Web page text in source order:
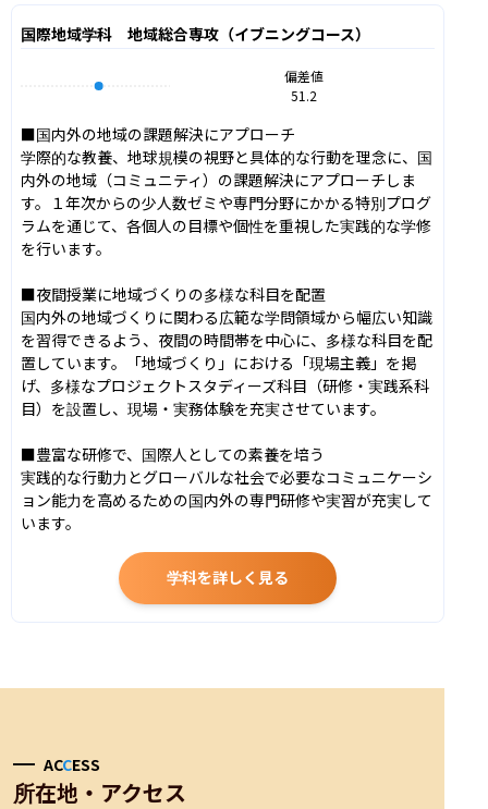
国際地域学科 地域総合専攻（イブニングコース）
偏差値
51.2
■国内外の地域の課題解決にアプローチ
学際的な教養、地球規模の視野と具体的な行動を理念に、国
内外の地域（コミュニティ）の課題解決にアプローチしま
す。１年次からの少人数ゼミや専門分野にかかる特別プログ
ラムを通じて、各個人の目標や個性を重視した実践的な学修
を行います。
■夜間授業に地域づくりの多様な科目を配置
国内外の地域づくりに関わる広範な学問領域から幅広い知識
を習得できるよう、夜間の時間帯を中心に、多様な科目を配
置しています。「地域づくり」における「現場主義」を掲
げ、多様なプロジェクトスタディーズ科目（研修・実践系科
目）を設置し、現場・実務体験を充実させています。
■豊富な研修で、国際人としての素養を培う
実践的な行動力とグローバルな社会で必要なコミュニケーシ
ョン能力を高めるための国内外の専門研修や実習が充実して
います。
学科を詳しく見る
ACCESS
所在地・アクセス